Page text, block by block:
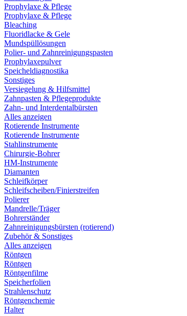
Prophylaxe & Pflege
Prophylaxe & Pflege
Bleaching
Fluoridlacke & Gele
Mundspüllösungen
Polier- und Zahnreinigungspasten
Prophylaxepulver
Speicheldiagnostika
Sonstiges
Versiegelung & Hilfsmittel
Zahnpasten & Pflegeprodukte
Zahn- und Interdentalbürsten
Alles anzeigen
Rotierende Instrumente
Rotierende Instrumente
Stahlinstrumente
Chirurgie-Bohrer
HM-Instrumente
Diamanten
Schleifkörper
Schleifscheiben/Finierstreifen
Polierer
Mandrelle/Träger
Bohrerständer
Zahnreinigungsbürsten (rotierend)
Zubehör & Sonstiges
Alles anzeigen
Röntgen
Röntgen
Röntgenfilme
Speicherfolien
Strahlenschutz
Röntgenchemie
Halter